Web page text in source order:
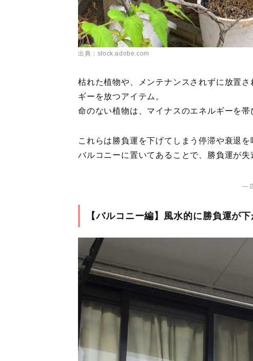
出典：stock.adobe.com
枯れた植物や、メンテナンスされずに放置
ギーを放つアイテム。
命のない植物は、マイナスのエネルギーを帯
これらは勝負運を下げてしまう停滞や衰退を
バルコニーに置いてあることで、勝負運が失
―
【バルコニー編】風水的に勝負運が